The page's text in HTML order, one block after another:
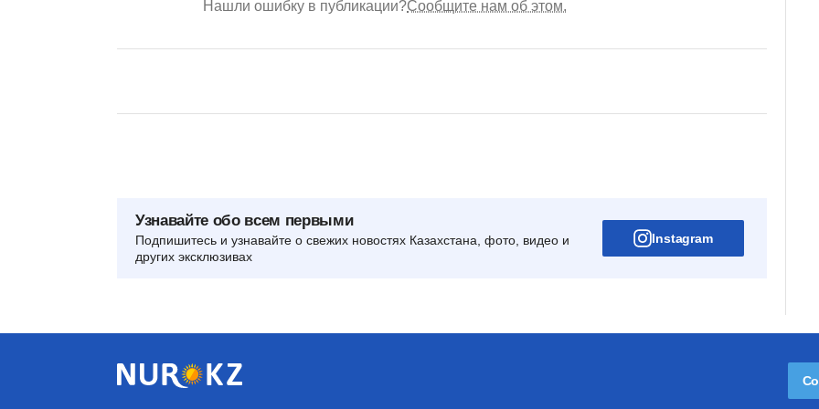
Нашли ошибку в публикации?Сообщите нам об этом.
Узнавайте обо всем первыми
Подпишитесь и узнавайте о свежих новостях Казахстана, фото, видео и
других эксклюзивах
Instagram